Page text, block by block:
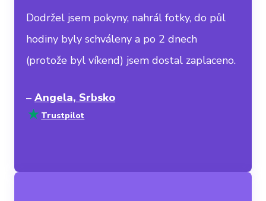
Dodržel jsem pokyny, nahrál fotky, do půl
hodiny byly schváleny a po 2 dnech
(protože byl víkend) jsem dostal zaplaceno.
–Angela, Srbsko
Trustpilot